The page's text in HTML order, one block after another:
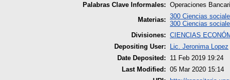
Palabras Clave Informales: Operaciones
Materias: 300 Ciencias
300 Ciencias
Divisiones: CIENCIAS
Depositing User:
Lic. Jeronima Lopez
Date Deposited:
11 Feb 2019 19:24
Last Modified: 05 Mar 2020 15:14